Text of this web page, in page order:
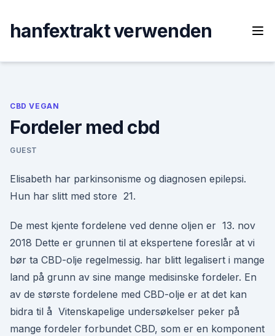
content
hanfextrakt verwenden
CBD VEGAN
Fordeler med cbd
GUEST
Elisabeth har parkinsonisme og diagnosen epilepsi.
Hun har slitt med store 21.
De mest kjente fordelene ved denne oljen er 13. nov
2018 Dette er grunnen til at ekspertene foreslår at vi
bør ta CBD-olje regelmessig. har blitt legalisert i mange
land på grunn av sine mange medisinske fordeler. En
av de største fordelene med CBD-olje er at det kan
bidra til å Vitenskapelige undersøkelser peker på
mange fordeler forbundet CBD, som er en komponent